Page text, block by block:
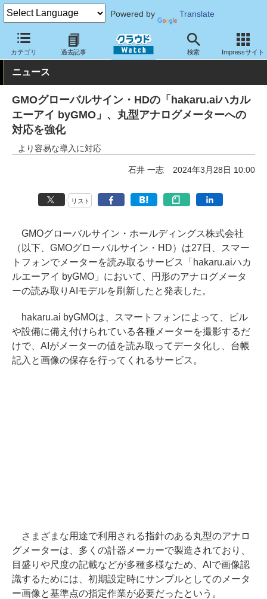
Powered by Translate
カテゴリ 過去記事 検索 Impressサイト
クラウド Watch サービス・ソフト サービス 業務関連
ニュース
GMOグローバルサイン・HDの「hakaru.aiハカル
エーアイ byGMO」、丸型アナログメーターへの
対応を強化
より容易な導入に対応
石井 一志 2024年3月28日 10:00
リスト
GMOグローバルサイン・ホールディングス株式会社
（以下、GMOグローバルサイン・HD）は27日、スマー
トフォンでメーターを読み取るサービス「hakaru.aiハカ
ルエーアイ byGMO」において、円形のアナログメータ
ーの読み取りAIモデルを刷新したと発表した。
hakaru.ai byGMOは、スマートフォンによって、ビル
や設備に備え付けられている各種メーターを撮影するだ
けで、AIがメーターの値を読み取ってデータ化し、台帳
記入と画像の保存を行ってくれるサービス。
さまざまな用途で利用される指針のある丸型のアナロ
グメーターは、多くの計器メーカーで製造されており、
目盛りや尺度の記載などが多種多様なため、AIで画像認
識するためには、初期設定時にサンプルとしてのメータ
ー画像と基準点の指定作業が必要だったという。